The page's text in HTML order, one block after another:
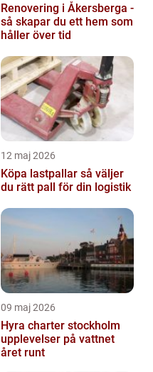
Renovering i Åkersberga -
så skapar du ett hem som
håller över tid
12 maj 2026
Köpa lastpallar så väljer
du rätt pall för din logistik
09 maj 2026
Hyra charter stockholm
upplevelser på vattnet
året runt